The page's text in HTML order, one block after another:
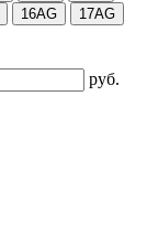
16AG
17AG
руб.